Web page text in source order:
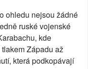
ohledu nejsou žádné
ruské vojenské
kde
Západu až
která podkopávají